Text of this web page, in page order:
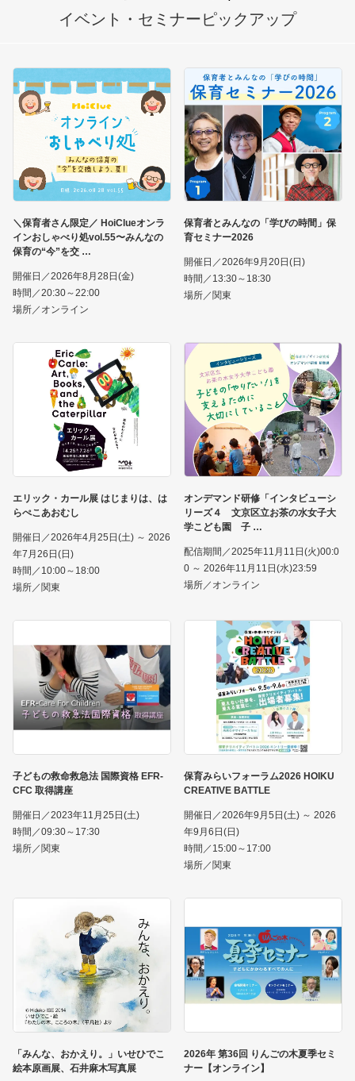
イベント・セミナーピックアップ
＼保育者さん限定／ HoiClueオンラ
インおしゃべり処vol.55〜みんなの
保育の“今”を交
開催日／2026年8月28日(金)
時間／20:30～22:00
場所／オンライン
保育者とみんなの「学びの時間」保
育セミナー2026
開催日／2026年9月20日(日)
時間／13:30～18:30
場所／関東
エリック・カール展 はじまりは、は
らぺこあおむし
開催日／2026年4月25日(土) ～ 2026
年7月26日(日)
時間／10:00～18:00
場所／関東
オンデマンド研修「インタビューシ
リーズ４ 文京区立お茶の水女子大
学こども園 子
配信期間／2025年11月11日(火)00:0
0 ～ 2026年11月11日(水)23:59
場所／オンライン
子どもの救命救急法 国際資格 EFR-
CFC 取得講座
開催日／2023年11月25日(土)
時間／09:30～17:30
場所／関東
保育みらいフォーラム2026 HOIKU
CREATIVE BATTLE
開催日／2026年9月5日(土) ～ 2026
年9月6日(日)
時間／15:00～17:00
場所／関東
「みんな、おかえり。」いせひでこ
絵本原画展、石井麻木写真展
2026年 第36回 りんごの木夏季セミ
ナー【オンライン】